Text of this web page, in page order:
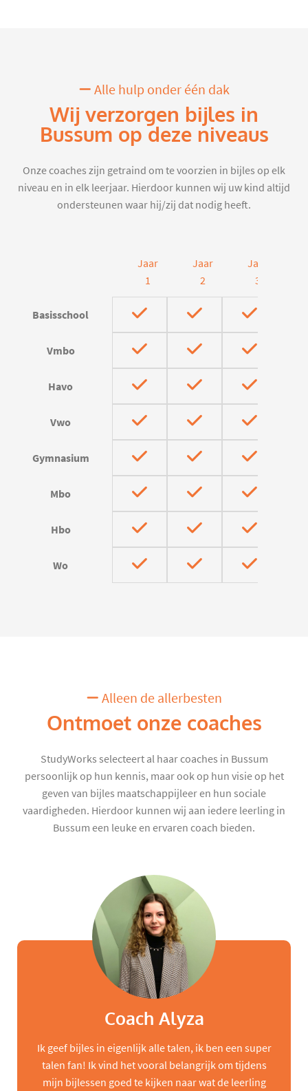
Alle hulp onder één dak
Wij verzorgen bijles in
Bussum op deze niveaus
Onze coaches zijn getraind om te voorzien in bijles op elk
niveau en in elk leerjaar. Hierdoor kunnen wij uw kind altijd
ondersteunen waar hij/zij dat nodig heeft.
Jaar
1
Jaar
2
Jaar
3
Basisschool
Vmbo
Havo
Vwo
Gymnasium
Mbo
Hbo
Wo
Alleen de allerbesten
Ontmoet onze coaches
StudyWorks selecteert al haar coaches in Bussum
persoonlijk op hun kennis, maar ook op hun visie op het
geven van bijles maatschappijleer en hun sociale
vaardigheden. Hierdoor kunnen wij aan iedere leerling in
Bussum een leuke en ervaren coach bieden.
Coach Alyza
Ik geef bijles in eigenlijk alle talen, ik ben een super
talen fan! Ik vind het vooral belangrijk om tijdens
mijn bijlessen goed te kijken naar wat de leerling